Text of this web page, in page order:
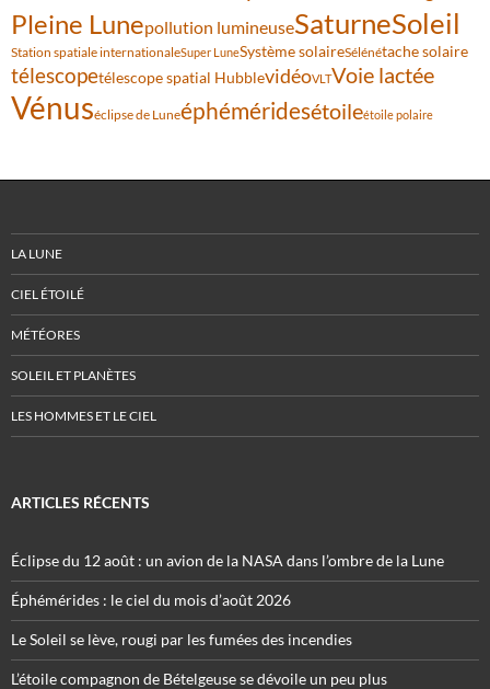
Pleine Lunepollution lumineuseSaturneSoleil
Station spatiale internationaleSuper LuneSystème solaireSélénétache solaire
télescopetélescope spatial HubblevidéoVLTVoie lactée
Vénuséclipse de Luneéphéméridesétoileétoile polaire
LA LUNE
CIEL ÉTOILÉ
MÉTÉORES
SOLEIL ET PLANÈTES
LES HOMMES ET LE CIEL
ARTICLES RÉCENTS
Éclipse du 12 août : un avion de la NASA dans l’ombre de la Lune
Éphémérides : le ciel du mois d’août 2026
Le Soleil se lève, rougi par les fumées des incendies
L’étoile compagnon de Bételgeuse se dévoile un peu plus